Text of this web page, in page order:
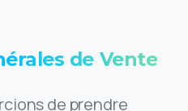
de Vente
de prendre